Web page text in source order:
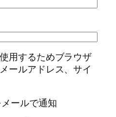
用するためブラウザ
ールアドレス、サイ
ールで通知